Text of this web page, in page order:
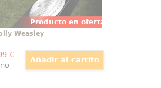
Producto en oferta
Weasley
€